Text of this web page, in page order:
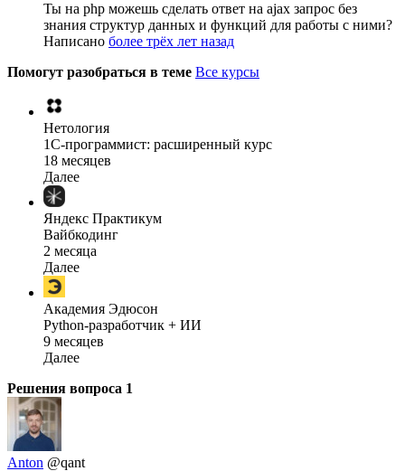
Ты на php можешь сделать ответ на ajax запрос без
знания структур данных и функций для работы с ними?
Написано более трёх лет назад
Помогут разобраться в теме Все курсы
Нетология
1C-программист: расширенный курс
18 месяцев
Далее
Яндекс Практикум
Вайбкодинг
2 месяца
Далее
Академия Эдюсон
Python-разработчик + ИИ
9 месяцев
Далее
Решения вопроса 1
Anton @qant